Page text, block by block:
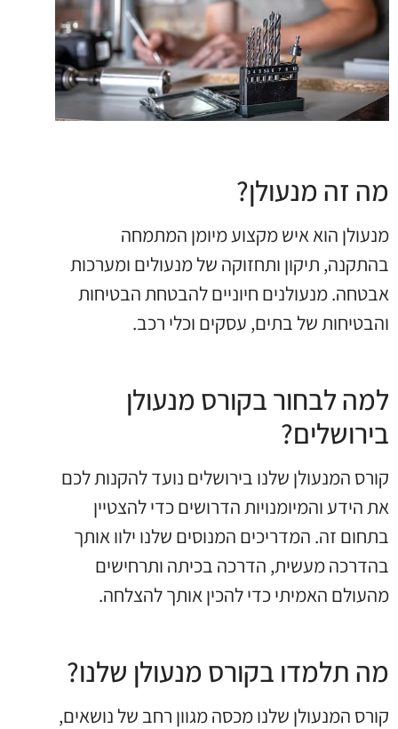
מה זה מנעולן?
מנעולן הוא איש מקצוע מיומן המתמחה
בהתקנה, תיקון ותחזוקה של מנעולים ומערכות
אבטחה. מנעולנים חיוניים להבטחת הבטיחות
והבטיחות של בתים, עסקים וכלי רכב.
למה לבחור בקורס מנעולן
בירושלים?
קורס המנעולן שלנו בירושלים נועד להקנות לכם
את הידע והמיומנויות הדרושים כדי להצטיין
בתחום זה. המדריכים המנוסים שלנו ילוו אותך
בהדרכה מעשית, הדרכה בכיתה ותרחישים
מהעולם האמיתי כדי להכין אותך להצלחה.
מה תלמדו בקורס מנעולן שלנו?
קורס המנעולן שלנו מכסה מגוון רחב של נושאים,